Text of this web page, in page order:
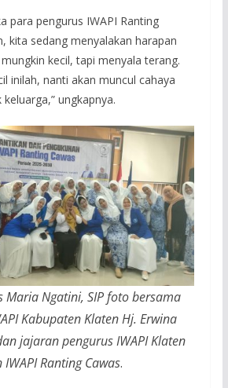
para pengurus IWAPI Ranting
kita sedang menyalakan harapan
kecil, tapi menyala terang.
inilah, nanti akan muncul cahaya
ungkapnya.
Maria Ngatini, SIP foto bersama
Kabupaten Klaten Hj. Erwina
jajaran pengurus IWAPI Klaten
IWAPI Ranting Cawas.